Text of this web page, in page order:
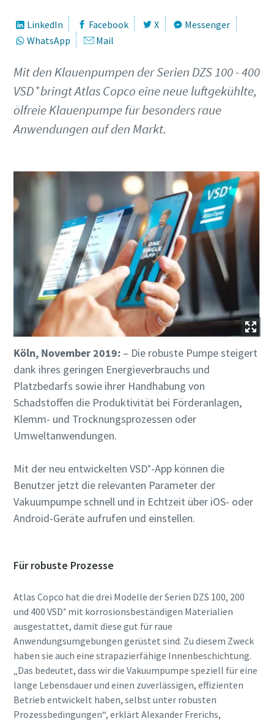
LinkedIn Facebook X
Messenger
WhatsApp
Mail
Mit den Klauenpumpen der Serien DZS 100 - 400
VSD⁺ bringt Atlas Copco eine neue luftgekühlte,
ölfreie Klauenpumpe für besonders raue
Anwendungen auf den Markt.
Köln, November 2019:– Die robuste Pumpe steigert
dank ihres geringen Energieverbrauchs und
Platzbedarfs sowie ihrer Handhabung von
Schadstoffen die Produktivität bei Förderanlagen,
Klemm- und Trocknungsprozessen oder
Umweltanwendungen.
Mit der neu entwickelten VSD⁺-App können die
Benutzer jetzt die relevanten Parameter der
Vakuumpumpe schnell und in Echtzeit über iOS- oder
Android-Geräte aufrufen und einstellen.
Für robuste Prozesse
Atlas Copco hat die drei Modelle der Serien DZS 100, 200
und 400 VSD⁺ mit korrosionsbeständigen Materialien
ausgestattet, damit diese gut für raue
Anwendungsumgebungen gerüstet sind. Zu diesem Zweck
haben sie auch eine strapazierfähige Innenbeschichtung.
„Das bedeutet, dass wir die Vakuumpumpe speziell für eine
lange Lebensdauer und einen zuverlässigen, effizienten
Betrieb entwickelt haben, selbst unter robusten
Prozessbedingungen“, erklärt Alexander Frerichs,
Vorname
Nachname
E-Mail
Telefon
Weitere Informationen
Firma
Land
Straße
Stadt
Postleitzahl
Beliebige Frage oder Anforderung
Wenn Sie diese Anfrage
abschicken, kann Atlas Copco
mithilfe der gesammelten Daten
mit Ihnen Kontakt aufnehmen.
Weitere Informationen finden Sie
Datenschutzbestimmungen.
Vorname
Nachname
E-Mail
Telefon
Weitere Informationen
Firma
Land
Straße
Stadt
Postleitzahl
Beliebige Frage oder Anforderung
Wenn Sie diese Anfrage
abschicken, kann Atlas Copco
mithilfe der gesammelten Daten
mit Ihnen Kontakt aufnehmen.
Weitere Informationen finden Sie
Datenschutzbestimmungen.
Vorname
Nachname
E-Mail
Telefon
Weitere Informationen
Firma
Land
Straße
Stadt
Postleitzahl
Beliebige Frage oder Anforderung
Wenn Sie diese Anfrage
abschicken, kann Atlas Copco
mithilfe der gesammelten Daten
mit Ihnen Kontakt aufnehmen.
Weitere Informationen finden Sie
Datenschutzbestimmungen.